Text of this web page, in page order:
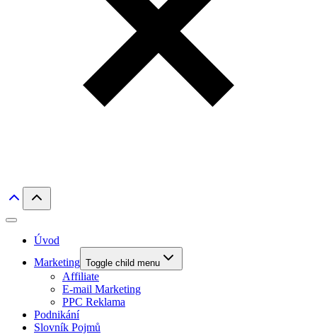
Úvod
Marketing Toggle child menu
Affiliate
E-mail Marketing
PPC Reklama
Podnikání
Slovník Pojmů